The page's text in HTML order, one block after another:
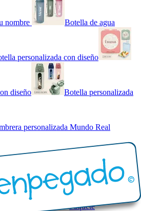
nombre Botella de agua
personalizada con diseño
diseño Botella personalizada
personalizada Mundo Real
básica
etiquetas Paquete